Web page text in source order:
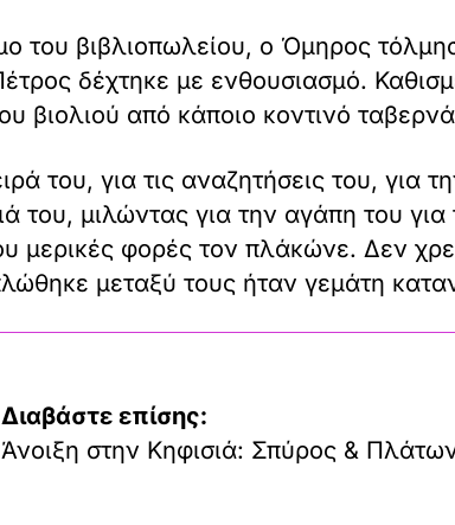
του βιβλιοπωλείου, ο Όμηρος
δέχτηκε με ενθουσιασμό.
βιολιού από κάποιο κοντινό
του, για τις αναζητήσεις του, για
του, μιλώντας για την αγάπη του
μερικές φορές τον πλάκώνε. Δεν
μεταξύ τους ήταν γεμάτη
Διαβάστε επίσης:
Άνοιξη στην Κηφισιά: Σπύρος &